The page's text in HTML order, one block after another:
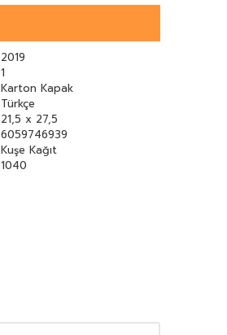
2019
1
Karton Kapak
Türkçe
21,5 x 27,5
6059746939
Kuşe Kağıt
1040